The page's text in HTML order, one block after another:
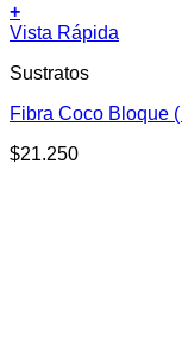
+
Vista Rápida
Sustratos
Fibra Coco Bloque
$21.250